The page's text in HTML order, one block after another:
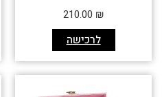
לרכישה
210.00 ₪